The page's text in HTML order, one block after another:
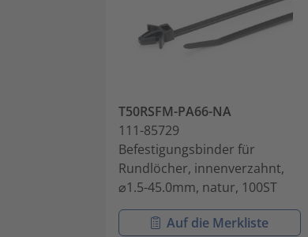
T50RSFM-PA66-NA
111-85729
Befestigungsbinder für
Rundlöcher, innenverzahnt,
⌀1.5-45.0mm, natur, 100ST
Auf die Merkliste